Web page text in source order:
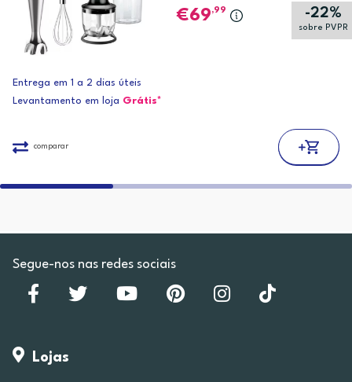
-22%
sobre PVPR
69,99
Entrega em 1 a 2 dias úteis
Levantamento em loja Grátis*
comparar
Segue-nos nas redes sociais
Lojas